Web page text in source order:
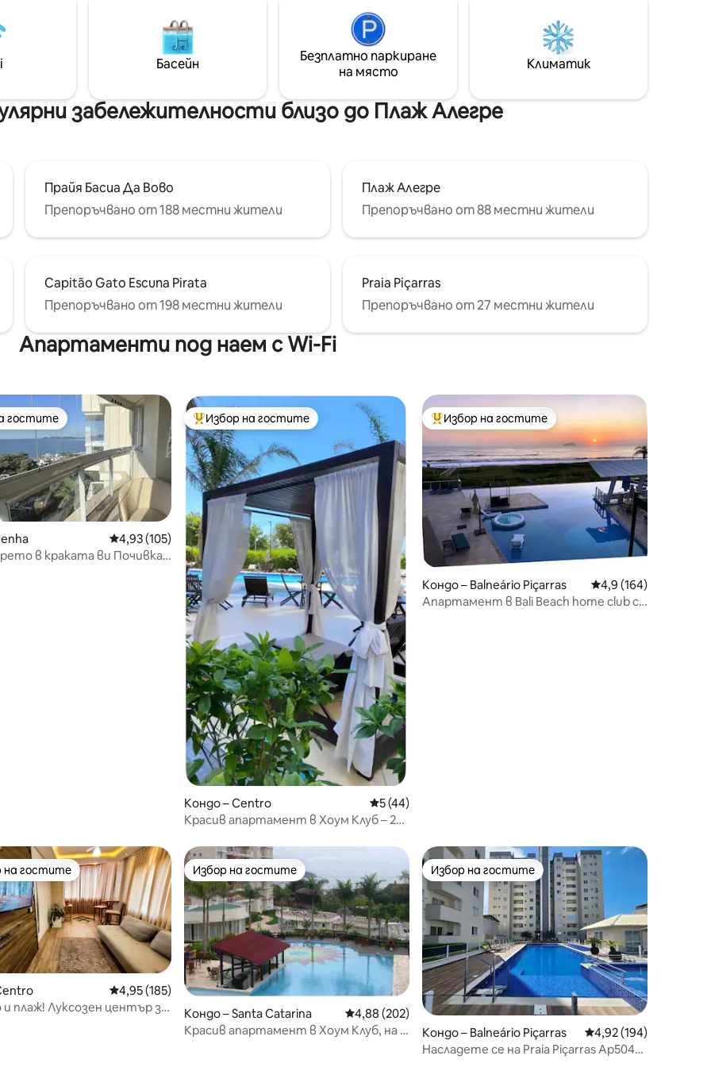
и семейни моменти.
местоположение, близо до
аптеки, ресторанти
магазини. Домашните
Itapocorói (залив на занаятчийски
рибари, със спокойно море, чудесно
за практикуване на стендъп). Също
така в близост до парка Бето
Кареро, който е само на 3 километра.
минути от Международното
летище в Навегантес (NVT) и
региона (Itajaí and Balneário Camboriú).
Басейн
Безплатно паркиране
на място
Климатик
забележителности близо до Плаж Алегре
Прайя Басиа Да Вово
Препоръчвано от 188 местни жители
Плаж Алегре
Препоръчвано от 88 местни жители
Capitão Gato Escuna Pirata
Препоръчвано от 198 местни жители
Praia Piçarras
Препоръчвано от 27 местни жители
Апартаменти под наем с Wi-Fi
202 отзива
гостите
гостите
Средна оценка: 4,93 от 5, 105 отзива
4,93 (105)
в краката ви Почивка
Най-популярен избор на гостите
Избор на гостите
Кондо – Centro Средна оценка: 5 от 5, 44 отзива
5 (44)
Красив апартамент в Хоум Клуб – 2
Най-популярен избор на гостите
Избор на гостите
Кондо – Balneário Piçarras Средна оценка: 4,9
4,9 (164)
Апартамент в Bali Beach home club с
избор на гостите
на гостите
Средна оценка: 4,95 от 5, 185 отзива
4,95 (185)
и плаж! Луксозен център за
Избор на гостите
Избор на гостите
Кондо – Santa Catarina Средна оценка: 4,88 от 5, 202 отзива
4,88 (202)
Красив апартамент в Хоум Клуб, на 3
Избор на гостите
Избор на гостите
Кондо – Balneário Piçarras Средна оценка: 4,92
4,92 (194)
Насладете се на Praia Piçarras Ap504B